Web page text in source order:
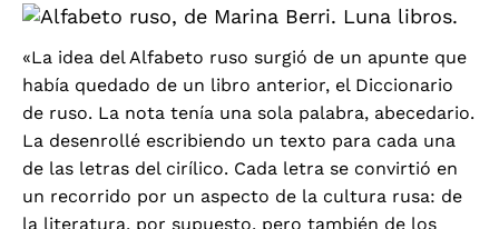
«La idea del Alfabeto ruso surgió de un apunte que
había quedado de un libro anterior, el Diccionario
de ruso. La nota tenía una sola palabra, abecedario.
La desenrollé escribiendo un texto para cada una
de las letras del cirílico. Cada letra se convirtió en
un recorrido por un aspecto de la cultura rusa: de
la literatura, por supuesto, pero también de los